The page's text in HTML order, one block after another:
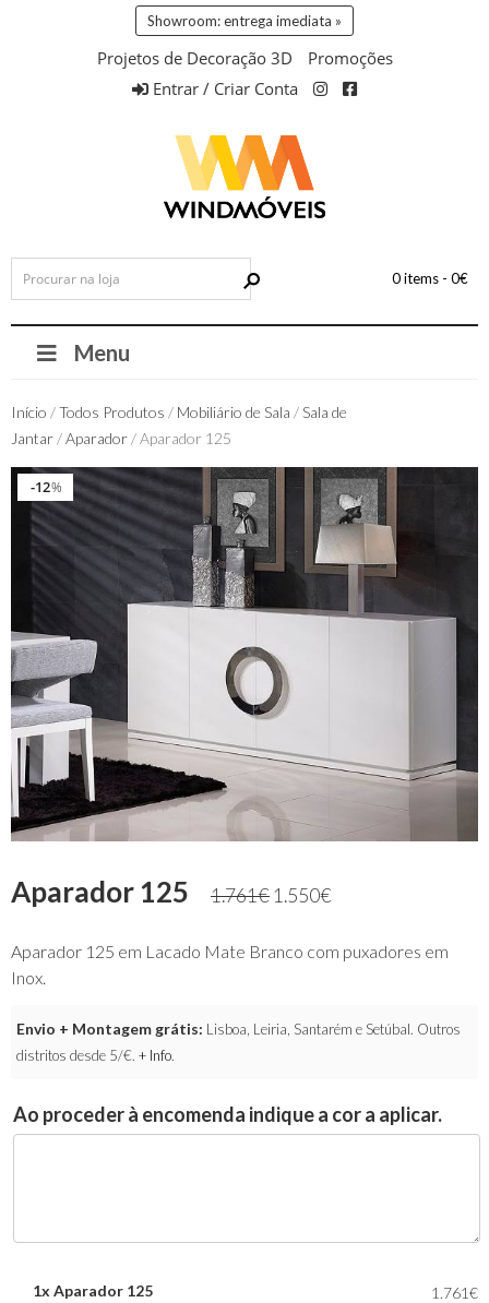
Showroom: entrega imediata »
Projetos de Decoração 3D
Promoções
Entrar / Criar Conta
0 items - 0€
Menu
Início /Todos Produtos / Mobiliário de Sala / Sala de
Jantar/Aparador/ Aparador 125
%
12%
12
Aparador 125 1.761€ 1.550€
Aparador 125 em Lacado Mate Branco com puxadores em
Inox.
Envio + Montagem grátis: Lisboa, Leiria, Santarém e Setúbal. Outros
distritos desde 5/€. + Info.
Ao proceder à encomenda indique a cor a aplicar.
1x Aparador 125 1.761€